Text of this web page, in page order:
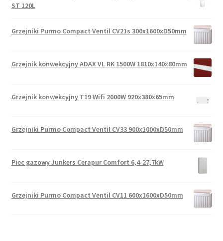
ST 120L
Grzejniki Purmo Compact Ventil CV21s 300x1600xD50mm
Grzejnik konwekcyjny ADAX VL RK 1500W 1810x140x80mm
Grzejnik konwekcyjny T19 Wifi 2000W 920x380x65mm
Grzejniki Purmo Compact Ventil CV33 900x1000xD50mm
Piec gazowy Junkers Cerapur Comfort 6,4-27,7kW
Grzejniki Purmo Compact Ventil CV11 600x1600xD50mm